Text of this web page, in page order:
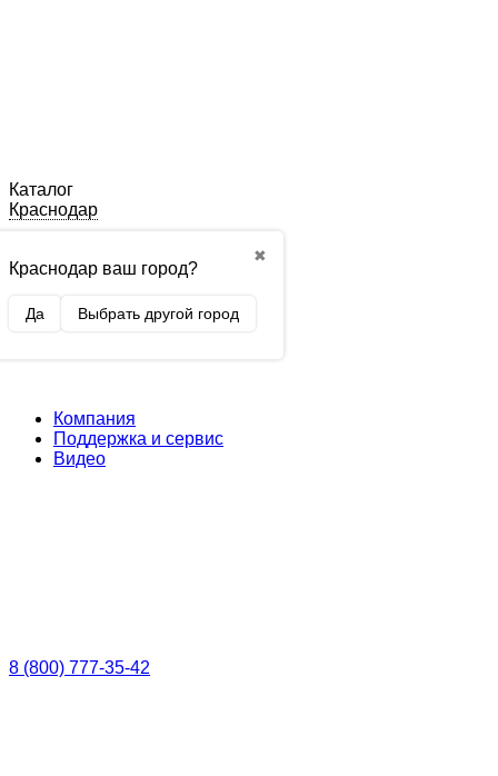
Каталог
Краснодар
✖
Краснодар ваш город?
Да Выбрать другой город
Компания
Поддержка и сервис
Видео
8 (800) 777-35-42